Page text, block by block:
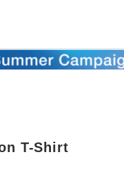
T-Shirt